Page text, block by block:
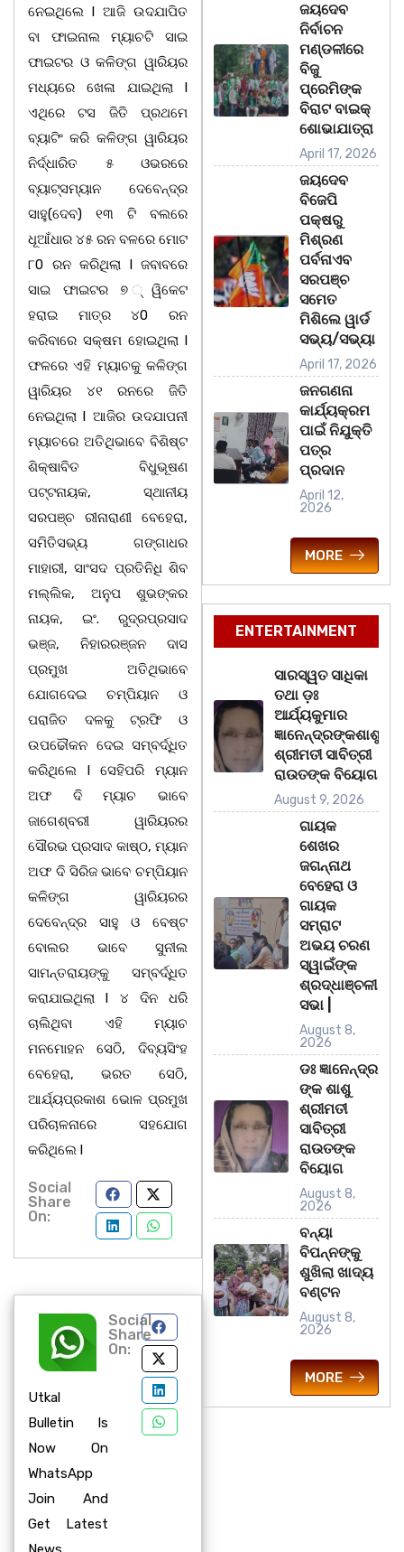
ନେଇଥିଲେ l ଆଜି ଉଦଯାପିତ
ବା ଫାଇନାଲ ମ୍ୟାଚଟି ସାଇ
ଫାଇଟର ଓ କଳିଙ୍ଗ ୱାରିୟର
ମଧ୍ୟରେ ଖେଳା ଯାଇଥିଲା l
ଏଥିରେ ଟସ ଜିତି ପ୍ରଥମେ
ବ୍ୟାଟିଂ କରି କଳିଙ୍ଗ ୱାରିୟର
ନିର୍ଦ୍ଧାରିତ ୫ ଓଭରରେ
ବ୍ୟାଟ୍ସମ୍ୟାନ ଦେବେନ୍ଦ୍ର
ସାହୁ(ଦେବ) ୧୩ ଟି ବଲରେ
ଧୂଆଁଧାର ୪୫ ରନ ବଳରେ ମୋଟ
୮0 ରନ କରିଥିଲା l ଜବାବରେ
ସାଇ ଫାଇଟର ୭ ୍ୱିକେଟ
ହରାଇ ମାତ୍ର ୪0 ରନ
କରିବାରେ ସକ୍ଷମ ହୋଇଥିଲା l
ଫଳରେ ଏହି ମ୍ୟାଚକୁ କଳିଙ୍ଗ
ୱାରିୟର ୪୧ ରନରେ ଜିତି
ନେଇଥିଲା l ଆଜିର ଉଦଯାପନୀ
ମ୍ୟାଚରେ ଅତିଥିଭାବେ ବିଶିଷ୍ଟ
ଶିକ୍ଷାବିତ ବିଧୁଭୂଷଣ
ପଟ୍ଟନାୟକ, ସ୍ଥାନୀୟ
ସରପଞ୍ଚ ରୀନାରାଣୀ ବେହେରା,
ସମିତିସଭ୍ୟ ଗଙ୍ଗାଧର
ମାହାରୀ, ସାଂସଦ ପ୍ରତିନିଧି ଶିବ
ମଲ୍ଲିକ, ଅନୁପ ଶୁଭଙ୍କର
ନାୟକ, ଇଂ. ରୁଦ୍ରପ୍ରସାଦ
ଭଞ୍ଜ, ନିହାରରଞ୍ଜନ ଦାସ
ପ୍ରମୁଖ ଅତିଥିଭାବେ
ଯୋଗଦେଇ ଚମ୍ପିୟାନ ଓ
ପରାଜିତ ଦଳକୁ ଟ୍ରଫି ଓ
ଉପଢୌକନ ଦେଇ ସମ୍ବର୍ଦ୍ଧିତ
କରିଥିଲେ l ସେହିପରି ମ୍ୟାନ
ଅଫ ଦି ମ୍ୟାଚ ଭାବେ
ଜାଗେଶ୍ବରୀ ୱାରିୟରର
ସୌରଭ ପ୍ରସାଦ କାଷ୍ଠ, ମ୍ୟାନ
ଅଫ ଦି ସିରିଜ ଭାବେ ଚମ୍ପିୟାନ
କଳିଙ୍ଗ ୱାରିୟରର
ଦେବେନ୍ଦ୍ର ସାହୁ ଓ ବେଷ୍ଟ
ବୋଲର ଭାବେ ସୁନୀଲ
ସାମନ୍ତରାୟଙ୍କୁ ସମ୍ବର୍ଦ୍ଧିତ
କରାଯାଇଥିଲା l ୪ ଦିନ ଧରି
ଚାଲିଥିବା ଏହି ମ୍ୟାଚ
ମନମୋହନ ସେଠି, ଦିବ୍ୟସିଂହ
ବେହେରା, ଭରତ ସେଠି,
ଆର୍ଯ୍ୟପ୍ରକାଶ ଭୋଳ ପ୍ରମୁଖ
ପରିଚାଳନାରେ ସହଯୋଗ
କରିଥିଲେ l
Social
Share
On:
Utkal
Bulletin Is
Now On
WhatsApp
Join And
Get Latest
Social
Share
On:
ଜୟଦେବ
ନିର୍ବାଚନ
ମଣ୍ଡଳୀରେ
ବିଜୁ
ପ୍ରେମିଙ୍କ
ବିରାଟ ବାଇକ୍
ଶୋଭାଯାତ୍ରା
April 17, 2026
ଜୟଦେବ
ବିଜେପି
ପକ୍ଷରୁ
ମିଶ୍ରଣ
ପର୍ବନାଏବ
ସରପଞ୍ଚ
ସମେତ
ମିଶିଲେ ୱାର୍ଡ
ସଭ୍ୟ/ସଭ୍ୟା
April 17, 2026
ଜନଗଣନା
କାର୍ଯ୍ୟକ୍ରମ
ପାଇଁ ନିଯୁକ୍ତି
ପତ୍ର
ପ୍ରଦାନ
April 12,
2026
MORE
ENTERTAINMENT
ସାରସ୍ୱତ ସାଧିକା
ତଥା ଡ଼ଃ
ଆର୍ଯ୍ୟକୁମାର
ଜ୍ଞାନେନ୍ଦ୍ରଙ୍କଶାଶୁ
ଶ୍ରୀମତୀ ସାବିତ୍ରୀ
ରାଉତଙ୍କ ବିୟୋଗ
August 9, 2026
ଗାୟକ
ଶେଖର
ଜଗନ୍ନାଥ
ବେହେରା ଓ
ଗାୟକ
ସମ୍ରାଟ
ଅଭୟ ଚରଣ
ସ୍ୱାଇଁଙ୍କ
ଶ୍ରଦ୍ଧାଞ୍ଚଳୀ
ସଭା |
August 8,
2026
ଡଃ ଜ୍ଞାନେନ୍ଦ୍ର
ଙ୍କ ଶାଶୁ
ଶ୍ରୀମତୀ
ସାବିତ୍ରୀ
ରାଉତଙ୍କ
ବିୟୋଗ
August 8,
2026
ବନ୍ୟା
ବିପନ୍ନଙ୍କୁ
ଶୁଖିଲା ଖାଦ୍ୟ
ବଣ୍ଟନ
August 8,
2026
MORE